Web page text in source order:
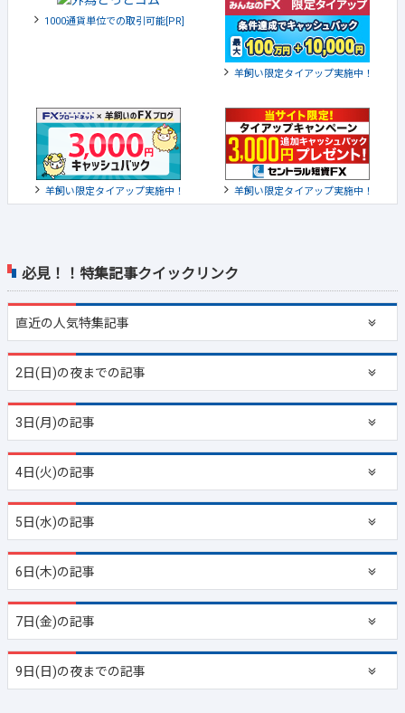
必見！！特集記事クイックリンク
直近の人気特集記事
2日(日)の夜までの記事
3日(月)の記事
4日(火)の記事
5日(水)の記事
6日(木)の記事
7日(金)の記事
9日(日)の夜までの記事
1000通貨単位での取引可能[PR]
羊飼い限定タイアップ実施中！
羊飼い限定タイアップ実施中！ 羊飼い限定タイアップ実施中！